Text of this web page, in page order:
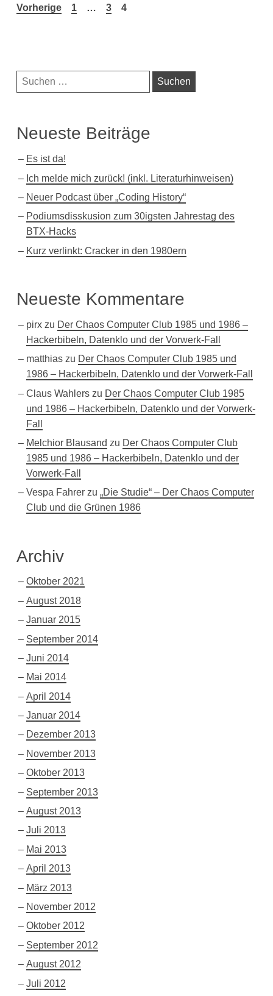
Seitennummerierung
Vorherige 1 … 3 4
Navigationsleiste
Suchen
nach:
Neueste Beiträge
Es ist da!
Ich melde mich zurück! (inkl. Literaturhinweisen)
Neuer Podcast über „Coding History“
Podiumsdisskusion zum 30igsten Jahrestag des
BTX-Hacks
Kurz verlinkt: Cracker in den 1980ern
Neueste Kommentare
pirxzu Der Chaos Computer Club 1985 und 1986 –
Hackerbibeln, Datenklo und der Vorwerk-Fall
matthiaszu Der Chaos Computer Club 1985 und
1986 – Hackerbibeln, Datenklo und der Vorwerk-Fall
Claus Wahlerszu Der Chaos Computer Club 1985
und 1986 – Hackerbibeln, Datenklo und der Vorwerk-
Fall
Melchior Blausand zu Der Chaos Computer Club
1985 und 1986 – Hackerbibeln, Datenklo und der
Vorwerk-Fall
Vespa Fahrerzu „Die Studie“ – Der Chaos Computer
Club und die Grünen 1986
Archiv
Oktober 2021
August 2018
Januar 2015
September 2014
Juni 2014
Mai 2014
April 2014
Januar 2014
Dezember 2013
November 2013
Oktober 2013
September 2013
August 2013
Juli 2013
Mai 2013
April 2013
März 2013
November 2012
Oktober 2012
September 2012
August 2012
Juli 2012